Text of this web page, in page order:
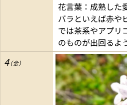
花言葉：成熟した
バラといえば赤や
では茶系やアプリ
のものが出回るよ
4